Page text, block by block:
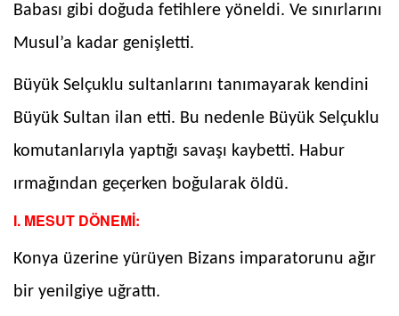
Babası gibi doğuda fetihlere yöneldi. Ve sınırlarını
Musul’a kadar genişletti.
Büyük Selçuklu sultanlarını tanımayarak kendini
Büyük Sultan ilan etti. Bu nedenle Büyük Selçuklu
komutanlarıyla yaptığı savaşı kaybetti. Habur
ırmağından geçerken boğularak öldü.
I. MESUT DÖNEMİ:
Konya üzerine yürüyen Bizans imparatorunu ağır
bir yenilgiye uğrattı.